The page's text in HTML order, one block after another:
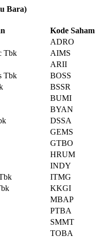
Bara)
Kode Saham
ADRO
Tbk
AIMS
ARII
Tbk
BOSS
BSSR
BUMI
BYAN
DSSA
GEMS
GTBO
HRUM
INDY
ITMG
KKGI
MBAP
PTBA
SMMT
TOBA